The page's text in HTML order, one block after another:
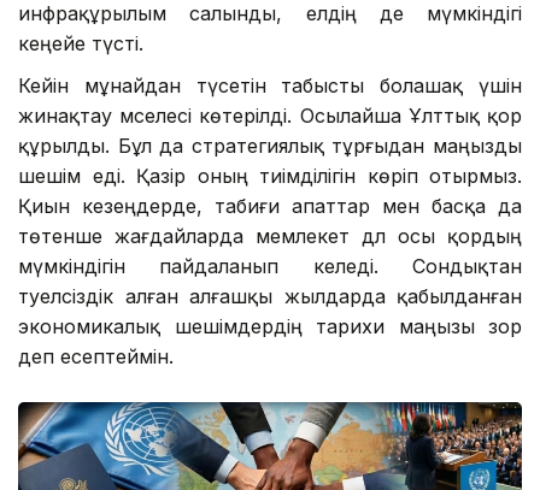
инфрақұрылым салынды, елдің де мүмкіндігі
кеңейе түсті.
Кейін мұнайдан түсетін табысты болашақ үшін
жинақтау мәселесі көтерілді. Осылайша Ұлттық қор
құрылды. Бұл да стратегиялық тұрғыдан маңызды
шешім еді. Қазір оның тиімділігін көріп отырмыз.
Қиын кезеңдерде, табиғи апаттар мен басқа да
төтенше жағдайларда мемлекет дәл осы қордың
мүмкіндігін пайдаланып келеді. Сондықтан
тәуелсіздік алған алғашқы жылдарда қабылданған
экономикалық шешімдердің тарихи маңызы зор
деп есептеймін.